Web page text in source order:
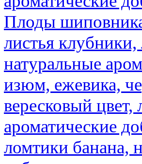
Плоды
листья
натуральные
изюм, ежевика,
вересковый цвет,
ароматические
ломтики банана,